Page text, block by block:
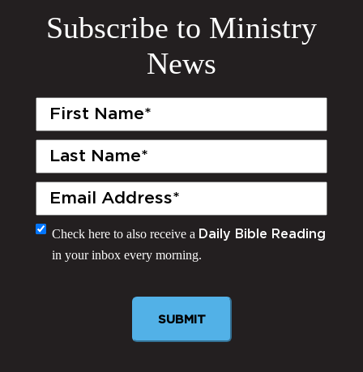
Subscribe to Ministry
News
First
Last
Email
(Required)
Monthly
Newsletter
Check here to also receive a Daily Bible Reading
in your inbox every morning.